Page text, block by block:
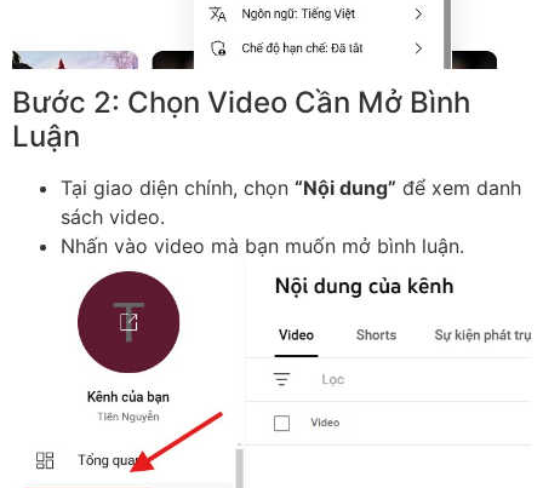
Bước 2: Chọn Video Cần Mở Bình
Luận
Tại giao diện chính, chọn “Nội dung” để xem danh
sách video.
Nhấn vào video mà bạn muốn mở bình luận.